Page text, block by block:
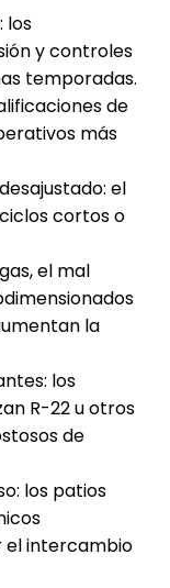
los
y controles
temporadas.
de
más
el
cortos o
el mal
la
los
R-22 u otros
de
los patios
el intercambio